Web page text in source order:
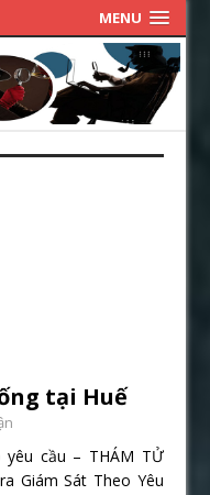
MENU
tại Huế
cầu – THÁM TỬ
Giám Sát Theo Yêu